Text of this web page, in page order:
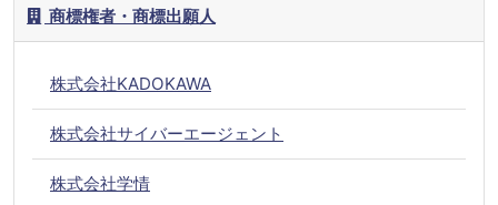
商標権者・商標出願人
株式会社KADOKAWA
株式会社サイバーエージェント
株式会社学情